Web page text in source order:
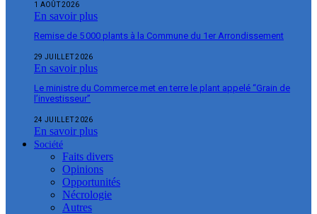
1 AOÛT 2026
En savoir plus
Remise de 5 000 plants à la Commune du 1er Arrondissement
29 JUILLET 2026
En savoir plus
Le ministre du Commerce met en terre le plant appelé “Grain de
l’investisseur”
24 JUILLET 2026
En savoir plus
Société
Faits divers
Opinions
Opportunités
Nécrologie
Autres